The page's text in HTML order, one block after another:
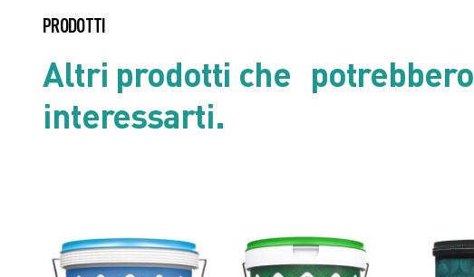
Scheda tecnica
PRODOTTI
Altri prodotti che potrebbero
interessarti.